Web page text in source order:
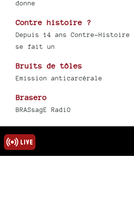
donne
Contre histoire ?
Depuis 14 ans Contre-Histoire
se fait un
Bruits de tôles
Emission anticarcérale
Brasero
BRASsagE RadiO
un frisson dans la nuit
Play Misty for me